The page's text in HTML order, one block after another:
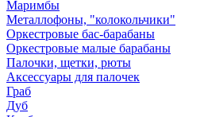
Маримбы
Металлофоны, "колокольчики"
Оркестровые бас-барабаны
Оркестровые малые барабаны
Палочки, щетки, рюты
Аксессуары для палочек
Граб
Дуб